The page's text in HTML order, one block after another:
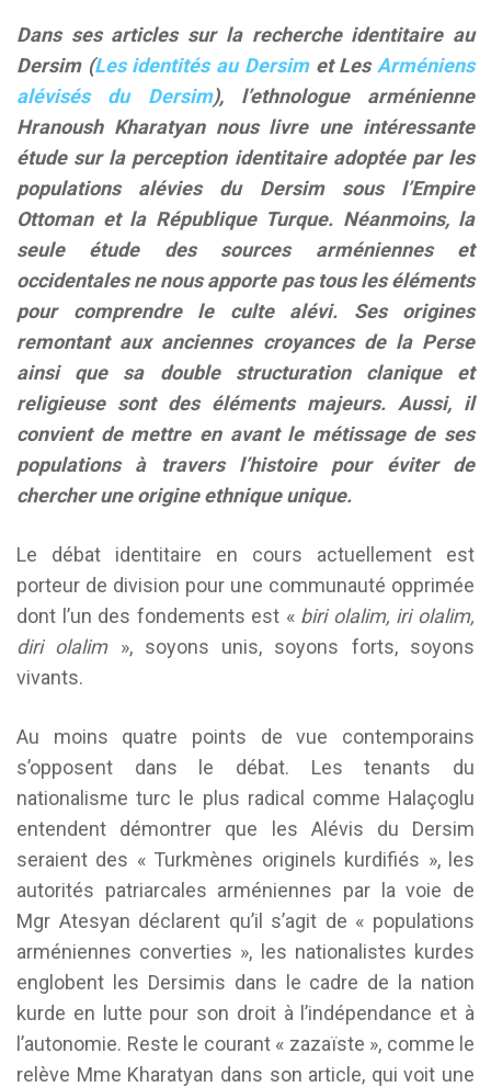
Dans ses articles sur la recherche identitaire au
Dersim (Les identités au Dersim et Les Arméniens
alévisés du Dersim), l’ethnologue arménienne
Hranoush Kharatyan nous livre une intéressante
étude sur la perception identitaire adoptée par les
populations alévies du Dersim sous l’Empire
Ottoman et la République Turque. Néanmoins, la
seule étude des sources arméniennes et
occidentales ne nous apporte pas tous les éléments
pour comprendre le culte alévi. Ses origines
remontant aux anciennes croyances de la Perse
ainsi que sa double structuration clanique et
religieuse sont des éléments majeurs. Aussi, il
convient de mettre en avant le métissage de ses
populations à travers l’histoire pour éviter de
chercher une origine ethnique unique.
Le débat identitaire en cours actuellement est
porteur de division pour une communauté opprimée
dont l’un des fondements est « biri olalim, iri olalim,
diri olalim», soyons unis, soyons forts, soyons
vivants.
Au moins quatre points de vue contemporains
s’opposent dans le débat. Les tenants du
nationalisme turc le plus radical comme Halaçoglu
entendent démontrer que les Alévis du Dersim
seraient des « Turkmènes originels kurdifiés », les
autorités patriarcales arméniennes par la voie de
Mgr Atesyan déclarent qu’il s’agit de « populations
arméniennes converties », les nationalistes kurdes
englobent les Dersimis dans le cadre de la nation
kurde en lutte pour son droit à l’indépendance et à
l’autonomie. Reste le courant « zazaïste », comme le
relève Mme Kharatyan dans son article, qui voit une